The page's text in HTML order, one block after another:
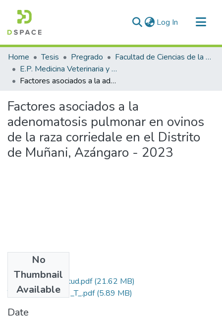
Log In (current)
Communities & Collections
All of DSpace
Statistics
Home Tesis Pregrado
Facultad de Ciencias de la Salud
E.P. Medicina Veterinaria y Zootecnia
Factores asociados a la adenomatosis pulmonar en ovinos de la raza corriedale en el Distrito de Muñani, Azángaro - 2023
Factores asociados a la
adenomatosis pulmonar en ovinos
de la raza corriedale en el Distrito
de Muñani, Azángaro - 2023
No
Thumbnail
Available
Grado de Similitud.pdf(21.62 MB)
T036_44462879_T_.pdf(5.89 MB)
Date